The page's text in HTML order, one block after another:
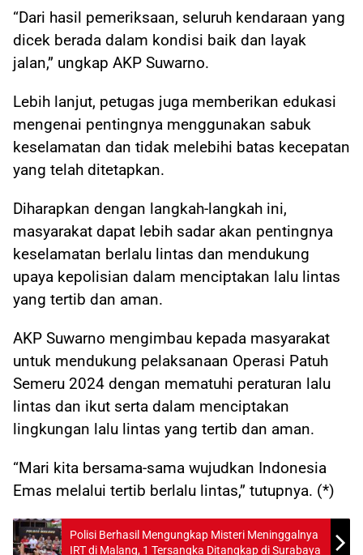
“Dari hasil pemeriksaan, seluruh kendaraan yang
dicek berada dalam kondisi baik dan layak
jalan,” ungkap AKP Suwarno.
Lebih lanjut, petugas juga memberikan edukasi
mengenai pentingnya menggunakan sabuk
keselamatan dan tidak melebihi batas kecepatan
yang telah ditetapkan.
Diharapkan dengan langkah-langkah ini,
masyarakat dapat lebih sadar akan pentingnya
keselamatan berlalu lintas dan mendukung
upaya kepolisian dalam menciptakan lalu lintas
yang tertib dan aman.
AKP Suwarno mengimbau kepada masyarakat
untuk mendukung pelaksanaan Operasi Patuh
Semeru 2024 dengan mematuhi peraturan lalu
lintas dan ikut serta dalam menciptakan
lingkungan lalu lintas yang tertib dan aman.
“Mari kita bersama-sama wujudkan Indonesia
Emas melalui tertib berlalu lintas,” tutupnya. (*)
Polisi Berhasil Mengungkap Misteri Meninggalnya
IRT di Malang, 1 Tersangka Ditangkap di Surabaya